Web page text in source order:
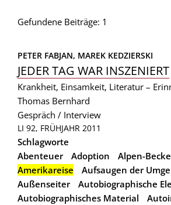
Gefundene Beiträge: 1
PETER FABJAN, MAREK KEDZIERSKI
JEDER TAG WAR INSZENIERT
Krankheit, Einsamkeit, Literatur –
Thomas Bernhard
Gespräch / Interview
LI 92, FRÜHJAHR 2011
Schlagworte
Abenteuer
Adoption
Alpen-
Amerikareise
Aufsaugen der
Außenseiter
Autobiographische
Autobiographisches Material